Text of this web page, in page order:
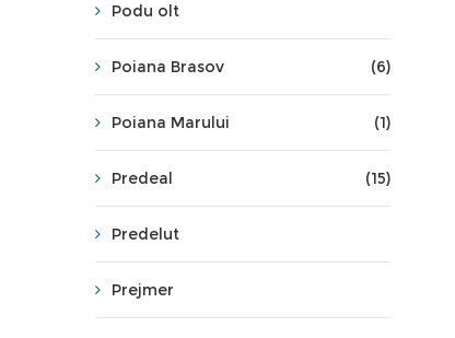
Podu olt
Poiana Brasov (6)
Poiana Marului (1)
Predeal (15)
Predelut
Prejmer